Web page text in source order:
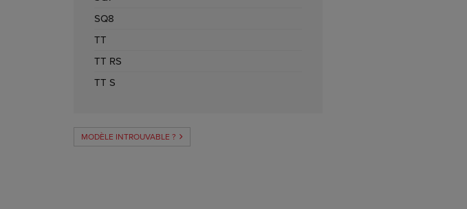
SQ8
TT
TT RS
TT S
MODÈLE INTROUVABLE ?